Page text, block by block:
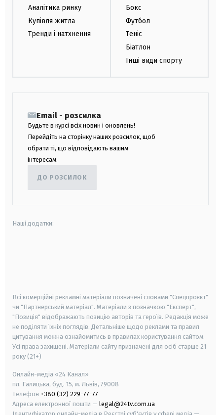
Аналітика ринку
Купівля житла
Тренди і натхнення
Бокс
Футбол
Теніс
Біатлон
Інші види спорту
Email - розсилка
Будьте в курсі всіх новин і оновлень!
Перейдіть на сторінку наших розсилок, щоб
обрати ті, що відповідають вашим
інтересам.
ДО РОЗСИЛОК
Наші додатки:
Всі комерційні рекламні матеріали позначені словами "Спецпроєкт"
чи "Партнерський матеріал". Матеріали з позначкою "Експерт",
"Позиція" відображають позицію авторів та героїв. Редакція може
не поділяти їхніх поглядів. Детальніше щодо реклами та правил
цитування можна ознайомитись в правилах користування сайтом.
Усі права захищені. Матеріали сайту призначені для осіб старше 21
року (21+)
Онлайн-медіа «24 Канал»
пл. Галицька, буд. 15, м. Львів, 79008
Телефон +380 (32) 229-77-77
Адреса електронної пошти — legal@24tv.com.ua